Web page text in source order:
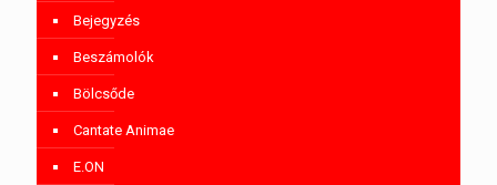
Bejegyzés
Beszámolók
Bölcsőde
Cantate Animae
E.ON